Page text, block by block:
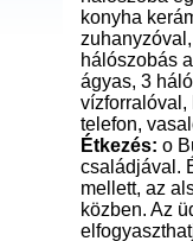
konyha
hálószobás
ágyas, 3
vízforralóval,
telefon,
Étkezés: o
családjával.
mellett, az
közben. Az